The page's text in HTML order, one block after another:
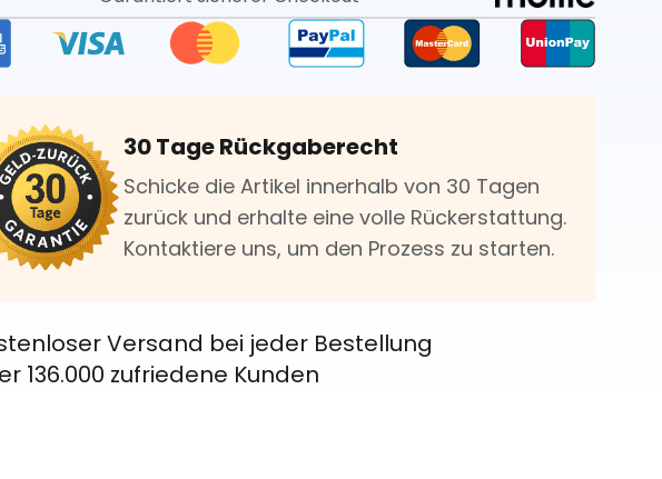
30 Tage Rückgaberecht
Schicke die Artikel innerhalb von 30 Tagen
zurück und erhalte eine volle Rückerstattung.
Kontaktiere uns, um den Prozess zu starten.
Versand bei jeder Bestellung
136.000 zufriedene Kunden